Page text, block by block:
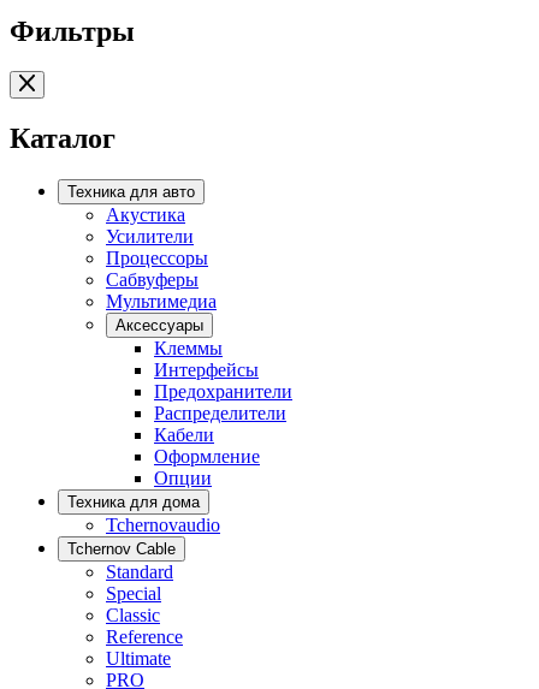
Фильтры
Каталог
Техника для авто
Акустика
Усилители
Процессоры
Сабвуферы
Мультимедиа
Аксессуары
Клеммы
Интерфейсы
Предохранители
Распределители
Кабели
Оформление
Опции
Техника для дома
Tchernovaudio
Tchernov Cable
Standard
Special
Classic
Reference
Ultimate
PRO